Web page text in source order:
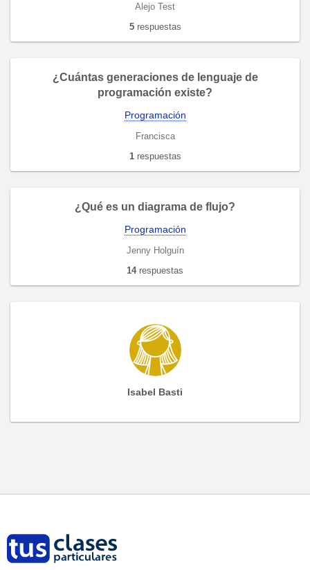
Alejo Test
5respuestas
¿Cuántas generaciones de lenguaje de
programación existe?
Programación
Francisca
1respuestas
¿Qué es un diagrama de flujo?
Programación
Jenny Holguín
14respuestas
Isabel Basti